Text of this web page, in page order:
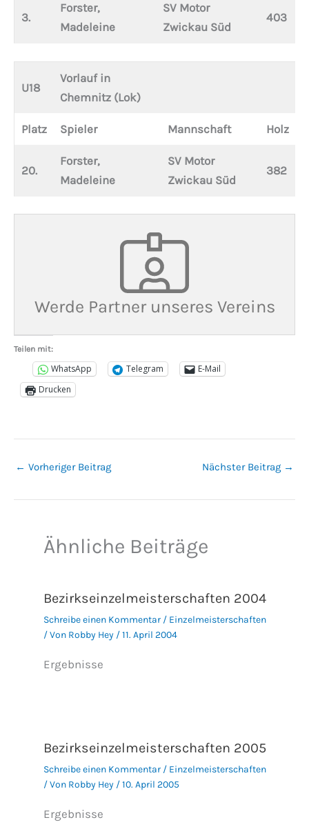
3.
Forster,
Madeleine
SV Motor
Zwickau Süd
403
U18
Vorlauf in
Chemnitz (Lok)
Platz Spieler Mannschaft Holz
20.
Forster,
Madeleine
SV Motor
Zwickau Süd
382
Werde Partner unseres Vereins
Teilen mit:
WhatsApp Telegram
E-Mail
Drucken
← Vorheriger Beitrag Nächster Beitrag →
Ähnliche Beiträge
Bezirkseinzelmeisterschaften 2004
Schreibe einen Kommentar / Einzelmeisterschaften
/ Von Robby Hey /11. April 2004
Ergebnisse
Bezirkseinzelmeisterschaften 2005
Schreibe einen Kommentar / Einzelmeisterschaften
/ Von Robby Hey /10. April 2005
Ergebnisse